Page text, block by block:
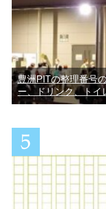
豊洲PITの整理番号
ー、ドリンク、トイ